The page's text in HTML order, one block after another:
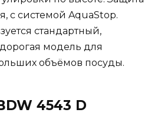
с системой AquaStop.
стандартный,
модель для
объёмов посуды.
4543 D